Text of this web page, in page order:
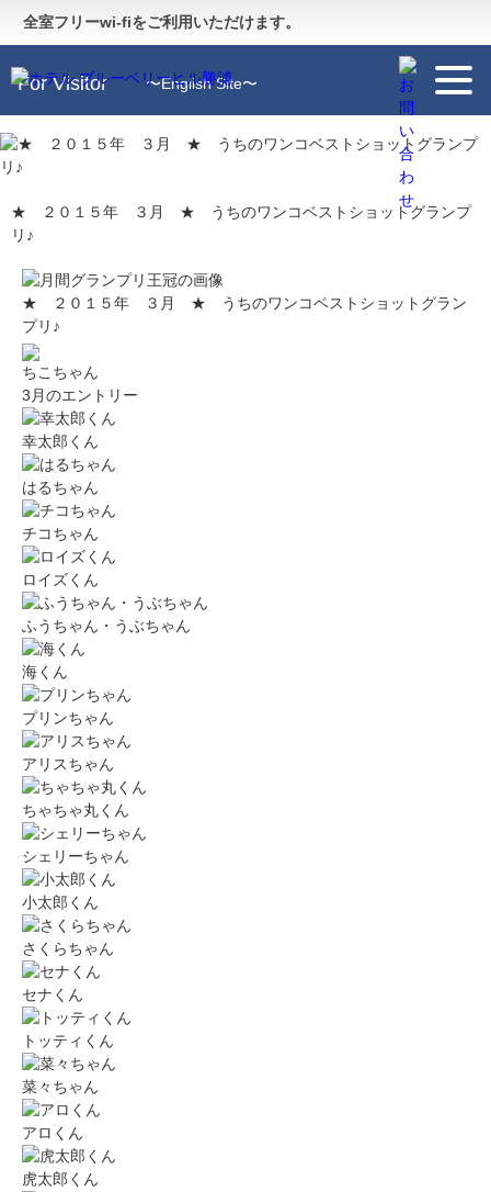
全室フリーwi-fiをご利用いただけます。
Guide 〜施設のご案内〜
For Visitor 〜English Site〜
★ ２０１５年 ３月 ★ うちのワンコベストショットグランプ
リ♪
★ ２０１５年 ３月 ★ うちのワンコベストショットグラン
プリ♪
ちこちゃん
3月のエントリー
幸太郎くん
はるちゃん
チコちゃん
ロイズくん
ふうちゃん・うぶちゃん
海くん
プリンちゃん
アリスちゃん
ちゃちゃ丸くん
シェリーちゃん
小太郎くん
さくらちゃん
セナくん
トッティくん
菜々ちゃん
アロくん
虎太郎くん